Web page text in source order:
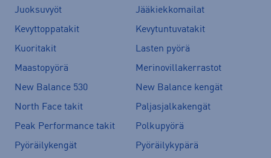
Juoksuvyöt
Jääkiekkomailat
Kevyttoppatakit
Kevytuntuvatakit
Kuoritakit
Lasten pyörä
Maastopyörä
Merinovillakerrastot
New Balance 530
New Balance kengät
North Face takit
Paljasjalkakengät
Peak Performance takit
Polkupyörä
Pyöräilykengät
Pyöräilykypärä